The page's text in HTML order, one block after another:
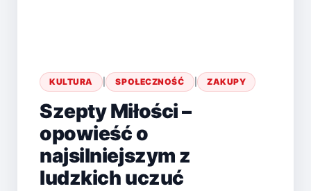
KULTURA | SPOŁECZNOŚĆ | ZAKUPY
Szepty Miłości –
opowieść o
najsilniejszym z
ludzkich uczuć